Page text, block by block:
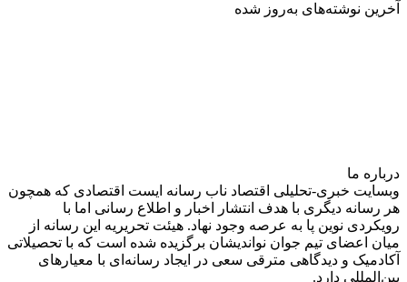
آخرین نوشته‌های‌ به‌روز شده
درباره‌ ما
وبسایت خبری-تحلیلی اقتصاد ناب رسانه‌ ایست اقتصادی که همچون
هر رسانه دیگری با هدف انتشار اخبار و اطلاع رسانی اما با
رویکردی نوین پا به عرصه وجود نهاد. هیئت تحریریه این رسانه از
میان اعضای تیم جوان نواندیشان برگزیده شده است که با تحصیلاتی
آکادمیک و دیدگاهی‌ مترقی سعی در ایجاد رسانه‌ای با معیار‌های
بین‌المللی دارد.